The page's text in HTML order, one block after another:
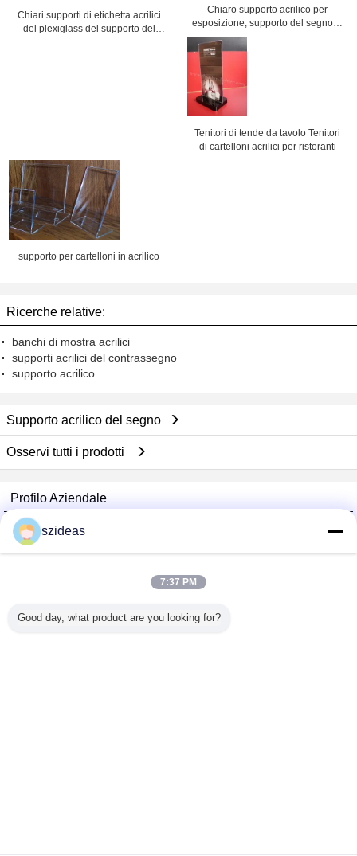
Chiari supporti di etichetta acrilici
del plexiglass del supporto del
Chiaro supporto acrilico per
esposizione, supporto del segno di
piano d'appoggio dell'esposizione
delle scarpe
Tenitori di tende da tavolo Tenitori
di cartelloni acrilici per ristoranti
supporto per cartelloni in acrilico
Ricerche relative:
banchi di mostra acrilici
supporti acrilici del contrassegno
supporto acrilico
Supporto acrilico del segno
Osservi tutti i prodotti
Profilo Aziendale
China Acrylic Product Online Market
Fornitori Verified
Verified Suplier
szideas
7:37 PM
Good day, what product are you looking for?